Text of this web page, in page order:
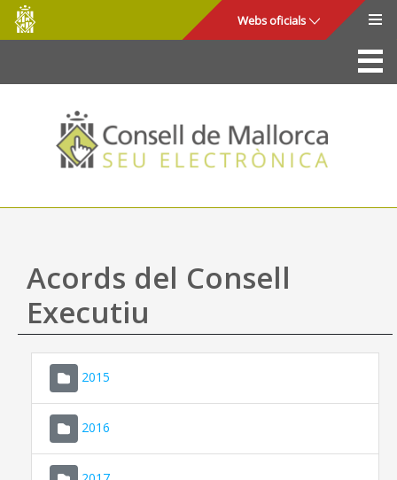
Salta al contingut principal
Consell
de
Mallorca
Webs oficials
La Seu
Consell de Mallorca
Accés i seguretat
Utilitats
Ajuda
Acords del Consell
Executiu
2015
2016